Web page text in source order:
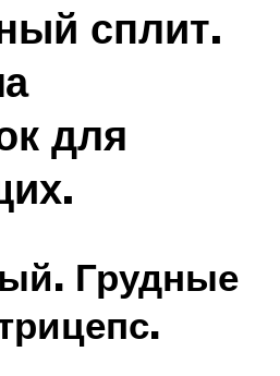
сплит.
для
Грудные